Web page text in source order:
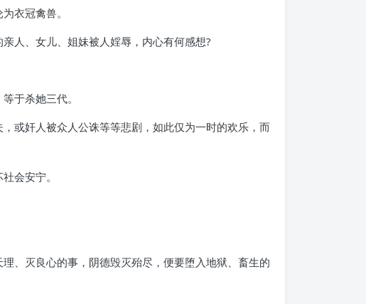
衣冠禽兽。
人、女儿、姐妹被人婬辱，内心有何感想?
于杀她三代。
或奸人被众人公诛等等悲剧，如此仅为一时的欢乐，而
会安宁。
、灭良心的事，阴德毁灭殆尽，便要堕入地狱、畜生的